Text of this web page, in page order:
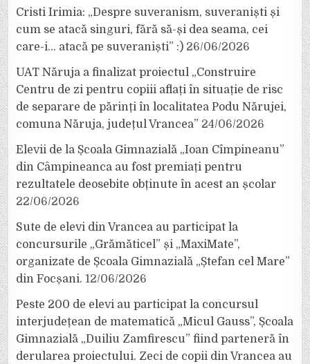
Cristi Irimia: „Despre suveranism, suveraniști și
cum se atacă singuri, fără să-și dea seama, cei
care-i… atacă pe suveraniști” :) 26/06/2026
UAT Năruja a finalizat proiectul „Construire
Centru de zi pentru copiii aflați în situație de risc
de separare de părinți în localitatea Podu Nărujei,
comuna Năruja, județul Vrancea” 24/06/2026
Elevii de la Școala Gimnazială „Ioan Cîmpineanu”
din Câmpineanca au fost premiați pentru
rezultatele deosebite obținute în acest an școlar
22/06/2026
Sute de elevi din Vrancea au participat la
concursurile „Grămăticel” și „MaxiMate”,
organizate de Școala Gimnazială „Ștefan cel Mare”
din Focșani. 12/06/2026
Peste 200 de elevi au participat la concursul
interjudețean de matematică „Micul Gauss”, Școala
Gimnazială „Duiliu Zamfirescu” fiind parteneră în
derularea proiectului. Zeci de copii din Vrancea au